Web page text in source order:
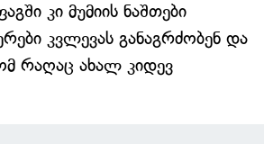
კი მუმიის ნაშთები
კვლევას განაგრძობენ და
რაღაც ახალ კიდევ